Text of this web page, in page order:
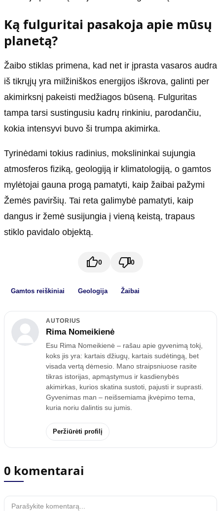
Ką fulguritai pasakoja apie mūsų
planetą?
Žaibo stiklas primena, kad net ir įprasta vasaros audra
iš tikrųjų yra milžiniškos energijos iškrova, galinti per
akimirksnį pakeisti medžiagos būseną. Fulguritas
tampa tarsi sustingusiu kadrų rinkiniu, parodančiu,
kokia intensyvi buvo ši trumpa akimirka.
Tyrinėdami tokius radinius, mokslininkai sujungia
atmosferos fiziką, geologiją ir klimatologiją, o gamtos
mylėtojai gauna progą pamatyti, kaip žaibai pažymi
Žemės paviršių. Tai reta galimybė pamatyti, kaip
dangus ir žemė susijungia į vieną keistą, trapaus
stiklo pavidalo objektą.
0 0
Gamtos reiškiniai Geologija Žaibai
AUTORIUS
Rima Nomeikienė
Esu Rima Nomeikienė – rašau apie gyvenimą tokį,
koks jis yra: kartais džiugų, kartais sudėtingą, bet
visada vertą dėmesio. Mano straipsniuose rasite
tikras istorijas, apmąstymus ir kasdienybės
akimirkas, kurios skatina sustoti, pajusti ir suprasti.
Gyvenimas man – neišsemiama įkvėpimo tema,
kuria noriu dalintis su jumis.
Peržiūrėti profilį
0 komentarai